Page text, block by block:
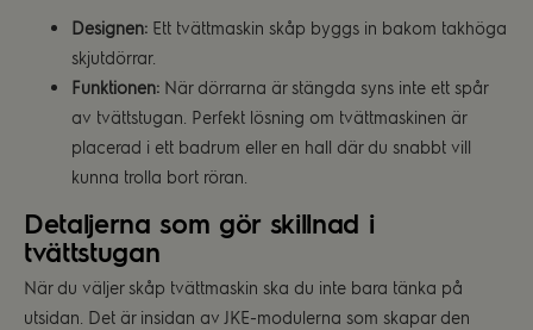
Designen: Ett tvättmaskin skåp byggs in bakom takhöga
skjutdörrar.
Funktionen: När dörrarna är stängda syns inte ett spår
av tvättstugan. Perfekt lösning om tvättmaskinen är
placerad i ett badrum eller en hall där du snabbt vill
kunna trolla bort röran.
Detaljerna som gör skillnad i
tvättstugan
När du väljer skåp tvättmaskin ska du inte bara tänka på
utsidan. Det är insidan av JKE-modulerna som skapar den